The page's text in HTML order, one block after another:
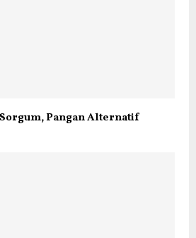
Pangan Alternatif